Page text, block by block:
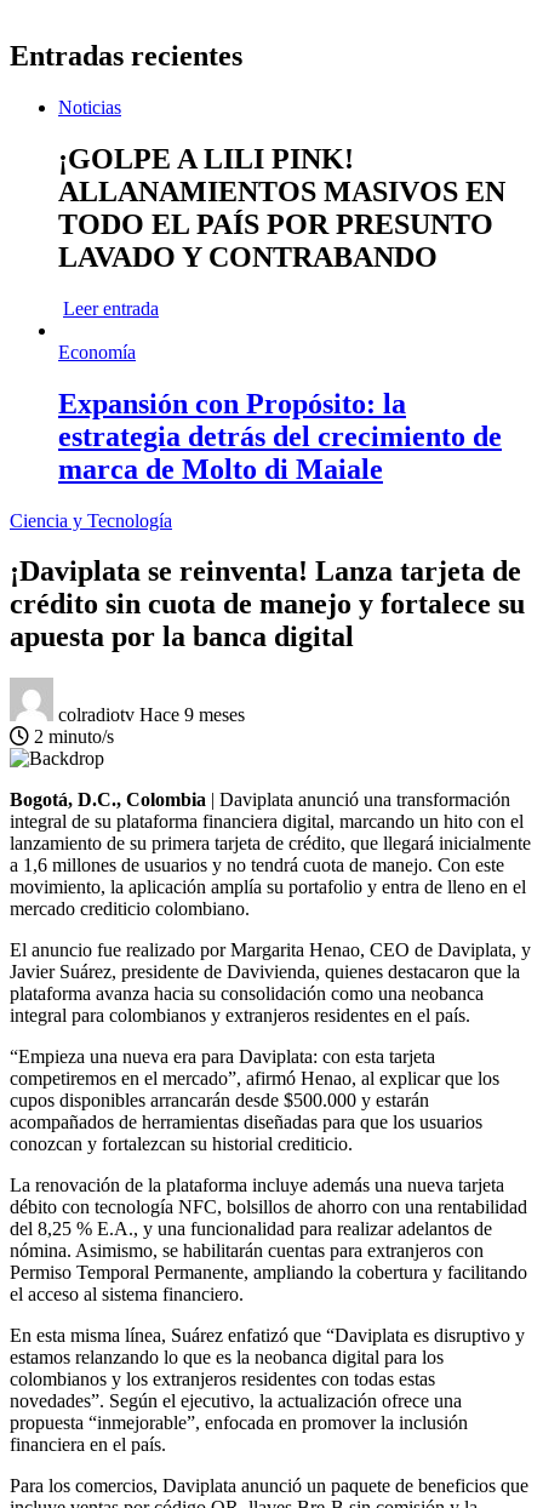
Entradas recientes
Noticias
¡GOLPE A LILI PINK!
ALLANAMIENTOS MASIVOS EN
TODO EL PAÍS POR PRESUNTO
LAVADO Y CONTRABANDO
Leer entrada
Economía
Expansión con Propósito: la
estrategia detrás del crecimiento de
marca de Molto di Maiale
Ciencia y Tecnología
¡Daviplata se reinventa! Lanza tarjeta de
crédito sin cuota de manejo y fortalece su
apuesta por la banca digital
colradiotv Hace 9 meses
2 minuto/s
Bogotá, D.C., Colombia | Daviplata anunció una transformación
integral de su plataforma financiera digital, marcando un hito con el
lanzamiento de su primera tarjeta de crédito, que llegará inicialmente
a 1,6 millones de usuarios y no tendrá cuota de manejo. Con este
movimiento, la aplicación amplía su portafolio y entra de lleno en el
mercado crediticio colombiano.
El anuncio fue realizado por Margarita Henao, CEO de Daviplata, y
Javier Suárez, presidente de Davivienda, quienes destacaron que la
plataforma avanza hacia su consolidación como una neobanca
integral para colombianos y extranjeros residentes en el país.
“Empieza una nueva era para Daviplata: con esta tarjeta
competiremos en el mercado”, afirmó Henao, al explicar que los
cupos disponibles arrancarán desde $500.000 y estarán
acompañados de herramientas diseñadas para que los usuarios
conozcan y fortalezcan su historial crediticio.
La renovación de la plataforma incluye además una nueva tarjeta
débito con tecnología NFC, bolsillos de ahorro con una rentabilidad
del 8,25 % E.A., y una funcionalidad para realizar adelantos de
nómina. Asimismo, se habilitarán cuentas para extranjeros con
Permiso Temporal Permanente, ampliando la cobertura y facilitando
el acceso al sistema financiero.
En esta misma línea, Suárez enfatizó que “Daviplata es disruptivo y
estamos relanzando lo que es la neobanca digital para los
colombianos y los extranjeros residentes con todas estas
novedades”. Según el ejecutivo, la actualización ofrece una
propuesta “inmejorable”, enfocada en promover la inclusión
financiera en el país.
Para los comercios, Daviplata anunció un paquete de beneficios que